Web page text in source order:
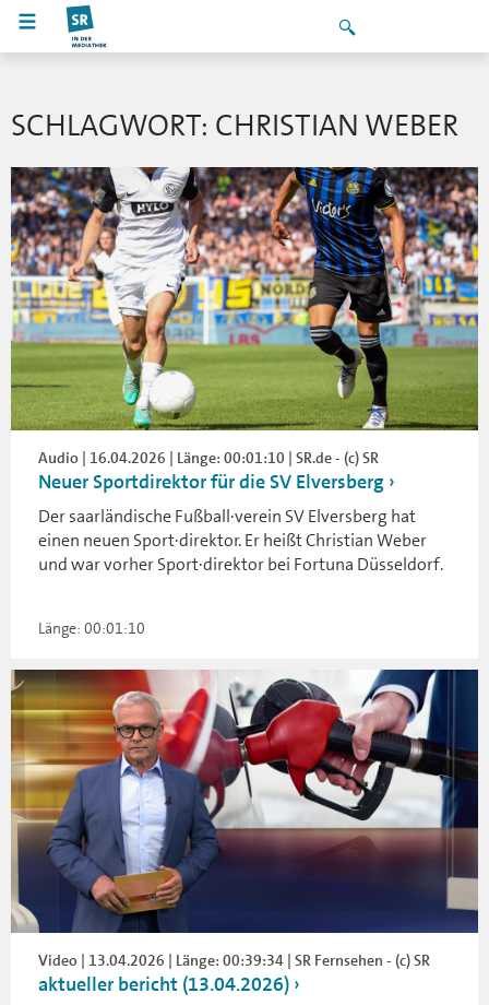
SCHLAGWORT: CHRISTIAN WEBER
Audio | 16.04.2026 | Länge: 00:01:10 | SR.de - (c) SR
Neuer Sportdirektor für die SV Elversberg
Der saarländische Fußball·verein SV Elversberg hat
einen neuen Sport·direktor. Er heißt Christian Weber
und war vorher Sport·direktor bei Fortuna Düsseldorf.
Länge: 00:01:10
Video | 13.04.2026 | Länge: 00:39:34 | SR Fernsehen - (c) SR
aktueller bericht (13.04.2026)